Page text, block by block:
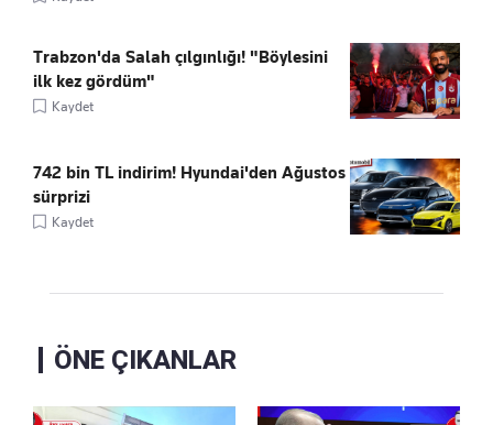
Trabzon'da Salah çılgınlığı! "Böylesini
ilk kez gördüm"
Kaydet
742 bin TL indirim! Hyundai'den Ağustos
sürprizi
Kaydet
ÖNE ÇIKANLAR